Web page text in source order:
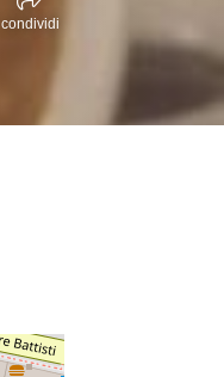
condividi